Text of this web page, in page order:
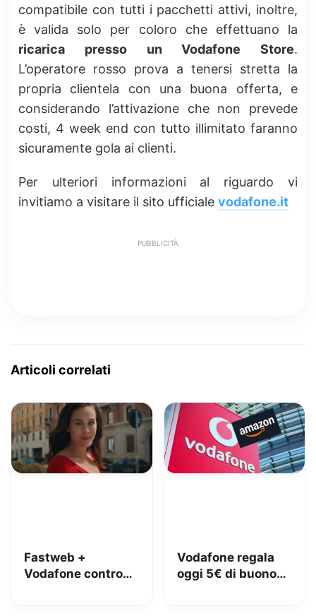
compatibile con tutti i pacchetti attivi, inoltre,
è valida solo per coloro che effettuano la
ricarica presso un Vodafone Store.
L’operatore rosso prova a tenersi stretta la
propria clientela con una buona offerta, e
considerando l’attivazione che non prevede
costi, 4 week end con tutto illimitato faranno
sicuramente gola ai clienti.
Per ulteriori informazioni al riguardo vi
invitiamo a visitare il sito ufficiale vodafone.it
PUBBLICITÀ
Articoli correlati
Fastweb +
Vodafone contro
Vodafone regala
oggi 5€ di buono